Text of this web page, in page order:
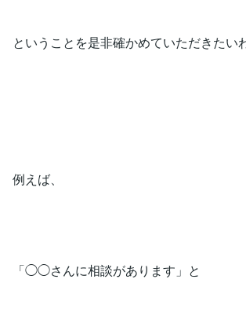
ということを是非確かめていただきたい
例えば、
「◯◯さんに相談があります」と